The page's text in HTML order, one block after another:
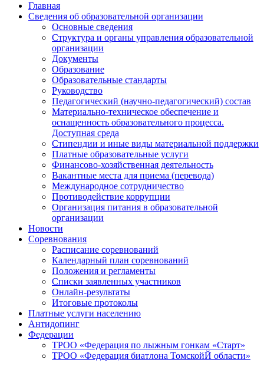
Главная
Сведения об образовательной организации
Основные сведения
Структура и органы управления образовательной
организации
Документы
Образование
Образовательные стандарты
Руководство
Педагогический (научно-педагогический) состав
Материально-техническое обеспечение и
оснащенность образовательного процесса.
Доступная среда
Стипендии и иные виды материальной поддержки
Платные образовательные услуги
Финансово-хозяйственная деятельность
Вакантные места для приема (перевода)
Международное сотрудничество
Противодействие коррупции
Организация питания в образовательной
организации
Новости
Соревнования
Расписание соревнований
Календарный план соревнований
Положения и регламенты
Списки заявленных участников
Онлайн-результаты
Итоговые протоколы
Платные услуги населению
Антидопинг
Федерации
ТРОО «Федерация по лыжным гонкам «Старт»
ТРОО «Федерация биатлона ТомскойЙ области»